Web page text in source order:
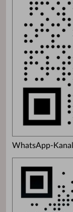
WhatsApp-Kanal